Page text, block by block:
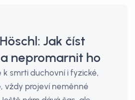
Jak číst
nepromarnit ho
k smrti duchovní i fyzické,
vždy projeví neměnné